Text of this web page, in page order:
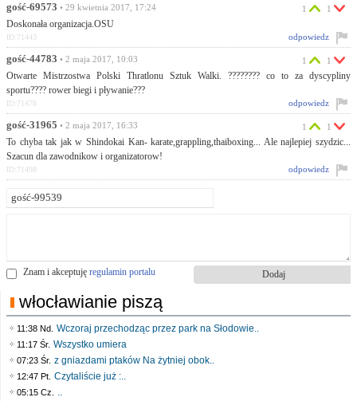
gość-69573 • 29 kwietnia 2017, 17:24
Doskonała organizacja.OSU
1 1
odpowiedz
ID:71443
gość-44783 • 2 maja 2017, 10:03
Otwarte Mistrzostwa Polski Thratlonu Sztuk Walki. ???????? co to za dyscypliny
sportu???? rower biegi i pływanie???
1 1
odpowiedz
ID:71478
gość-31965 • 2 maja 2017, 16:33
To chyba tak jak w Shindokai Kan- karate,grappling,thaiboxing... Ale najlepiej szydzic...
Szacun dla zawodnikow i organizatorow!
1 1
odpowiedz
ID:71498
Znam i akceptuję regulamin portalu
włocławianie piszą
11:38 Nd. Wczoraj przechodząc przez park na Słodowie..
11:17 Śr. Wszystko umiera
07:23 Śr. z gniazdami ptaków Na żytniej obok..
12:47 Pt. Czytaliście już :..
05:15 Cz. ..